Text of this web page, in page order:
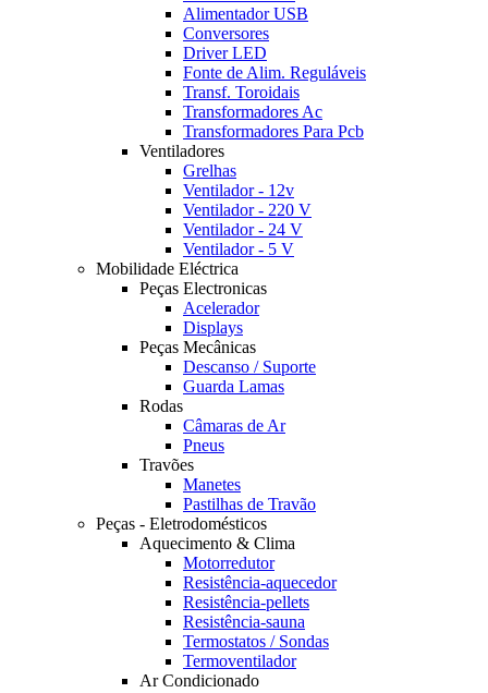
Alimentador USB
Conversores
Driver LED
Fonte de Alim. Reguláveis
Transf. Toroidais
Transformadores Ac
Transformadores Para Pcb
Ventiladores
Grelhas
Ventilador - 12v
Ventilador - 220 V
Ventilador - 24 V
Ventilador - 5 V
Mobilidade Eléctrica
Peças Electronicas
Acelerador
Displays
Peças Mecânicas
Descanso / Suporte
Guarda Lamas
Rodas
Câmaras de Ar
Pneus
Travões
Manetes
Pastilhas de Travão
Peças - Eletrodomésticos
Aquecimento & Clima
Motorredutor
Resistência-aquecedor
Resistência-pellets
Resistência-sauna
Termostatos / Sondas
Termoventilador
Ar Condicionado